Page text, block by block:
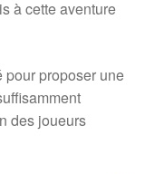
à cette aventure
proposer une
des joueurs